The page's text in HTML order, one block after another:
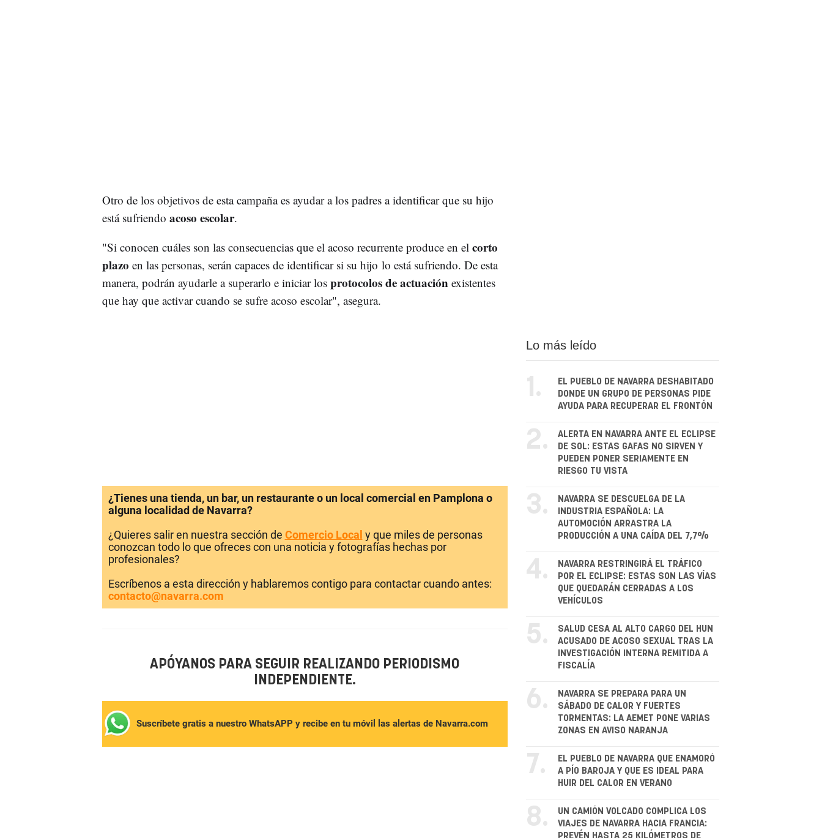
Otro de los objetivos de esta campaña es ayudar a los padres a identificar que su hijo
está sufriendo acoso escolar.
"Si conocen cuáles son las consecuencias que el acoso recurrente produce en el corto
plazo en las personas, serán capaces de identificar si su hijo lo está sufriendo. De esta
manera, podrán ayudarle a superarlo e iniciar los protocolos de actuación existentes
que hay que activar cuando se sufre acoso escolar", asegura.
¿Tienes una tienda, un bar, un restaurante o un local comercial en Pamplona o
alguna localidad de Navarra?
¿Quieres salir en nuestra sección de Comercio Local y que miles de personas
conozcan todo lo que ofreces con una noticia y fotografías hechas por
profesionales?
Escríbenos a esta dirección y hablaremos contigo para contactar cuando antes:
contacto@navarra.com
APÓYANOS PARA SEGUIR REALIZANDO PERIODISMO
INDEPENDIENTE.
Suscríbete gratis a nuestro WhatsAPP y recibe en tu móvil las alertas de Navarra.com
Lo más leído
1.
EL PUEBLO DE NAVARRA DESHABITADO
DONDE UN GRUPO DE PERSONAS PIDE
AYUDA PARA RECUPERAR EL FRONTÓN
2.
ALERTA EN NAVARRA ANTE EL ECLIPSE
DE SOL: ESTAS GAFAS NO SIRVEN Y
PUEDEN PONER SERIAMENTE EN
RIESGO TU VISTA
3.
NAVARRA SE DESCUELGA DE LA
INDUSTRIA ESPAÑOLA: LA
AUTOMOCIÓN ARRASTRA LA
PRODUCCIÓN A UNA CAÍDA DEL 7,7%
4.
NAVARRA RESTRINGIRÁ EL TRÁFICO
POR EL ECLIPSE: ESTAS SON LAS VÍAS
QUE QUEDARÁN CERRADAS A LOS
VEHÍCULOS
5.
SALUD CESA AL ALTO CARGO DEL HUN
ACUSADO DE ACOSO SEXUAL TRAS LA
INVESTIGACIÓN INTERNA REMITIDA A
FISCALÍA
6.
NAVARRA SE PREPARA PARA UN
SÁBADO DE CALOR Y FUERTES
TORMENTAS: LA AEMET PONE VARIAS
ZONAS EN AVISO NARANJA
7.
EL PUEBLO DE NAVARRA QUE ENAMORÓ
A PÍO BAROJA Y QUE ES IDEAL PARA
HUIR DEL CALOR EN VERANO
8.
UN CAMIÓN VOLCADO COMPLICA LOS
VIAJES DE NAVARRA HACIA FRANCIA:
PREVÉN HASTA 25 KILÓMETROS DE